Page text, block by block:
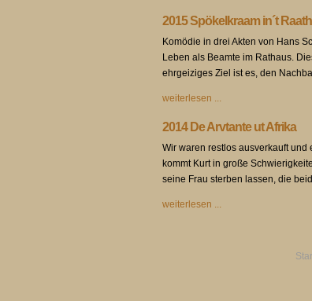
2015 Spökelkraam in´t
Komödie in drei Akten von Hans
Leben als Beamte im Rathaus.
ehrgeiziges Ziel ist es, den
weiterlesen ...
2014 De Arvtante ut Afrika
Wir waren restlos ausverkauft und
kommt Kurt in große
seine Frau sterben lassen, die
weiterlesen ...